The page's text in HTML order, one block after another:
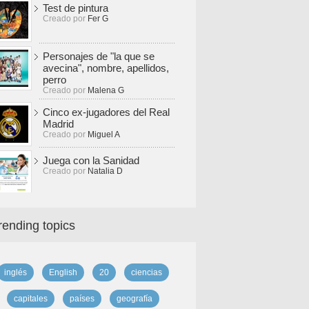
Test de pintura
Creado por Fer G
Personajes de "la que se
avecina", nombre, apellidos,
perro
Creado por Malena G
Cinco ex-jugadores del Real
Madrid
Creado por Miguel A
Juega con la Sanidad
Creado por Natalia D
topics
inglés English 20 ciencias
capitales países geografía